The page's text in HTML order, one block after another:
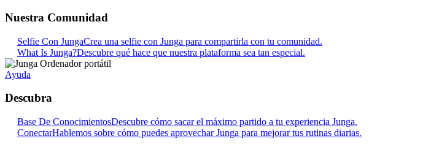
Nuestra Comunidad
Selfie Con JungaCrea una selfie con Junga para compartirla con tu comunidad.
What Is Junga?Descubre qué hace que nuestra plataforma sea tan especial.
Ayuda
Descubra
Base De ConocimientosDescubre cómo sacar el máximo partido a tu experiencia Junga.
ConectarHablemos sobre cómo puedes aprovechar Junga para mejorar tus rutinas diarias.